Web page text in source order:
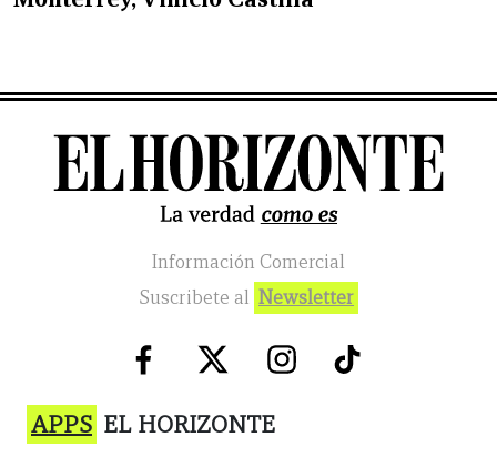
Información Comercial
Suscribete al Newsletter
APPS EL HORIZONTE